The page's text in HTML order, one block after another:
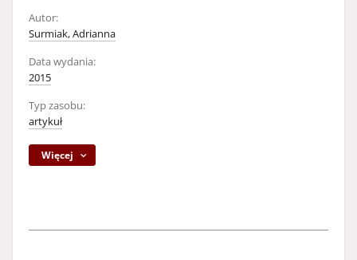
Autor:
Surmiak, Adrianna
Data wydania:
2015
Typ zasobu:
artykuł
Więcej